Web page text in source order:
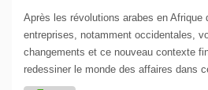
Après les révolutions arabes en Afrique
entreprises, notamment occidentales,
changements et ce nouveau contexte
redessiner le monde des affaires dans